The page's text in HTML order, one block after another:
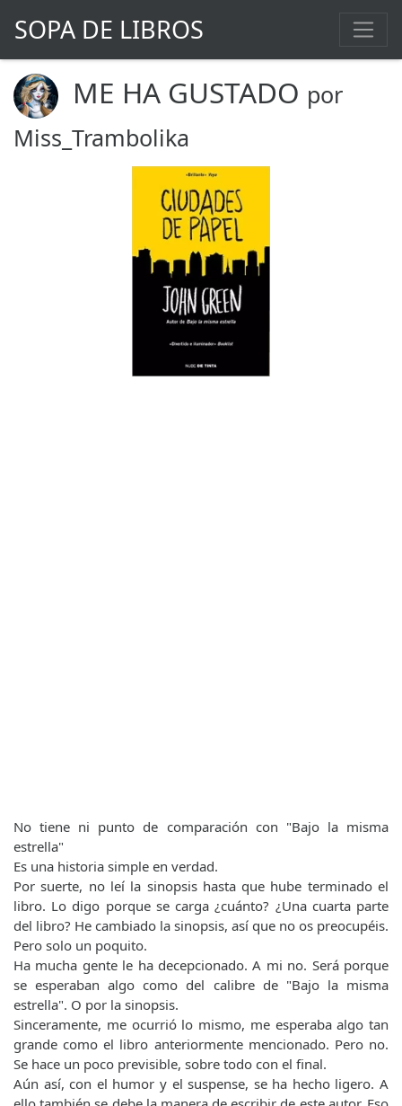
SOPA DE LIBROS
ME HA GUSTADO por
Miss_Trambolika
No tiene ni punto de comparación con "Bajo la misma
estrella"
Es una historia simple en verdad.
Por suerte, no leí la sinopsis hasta que hube terminado el
libro. Lo digo porque se carga ¿cuánto? ¿Una cuarta parte
del libro? He cambiado la sinopsis, así que no os preocupéis.
Pero solo un poquito.
Ha mucha gente le ha decepcionado. A mi no. Será porque
se esperaban algo como del calibre de "Bajo la misma
estrella". O por la sinopsis.
Sinceramente, me ocurrió lo mismo, me esperaba algo tan
grande como el libro anteriormente mencionado. Pero no.
Se hace un poco previsible, sobre todo con el final.
Aún así, con el humor y el suspense, se ha hecho ligero. A